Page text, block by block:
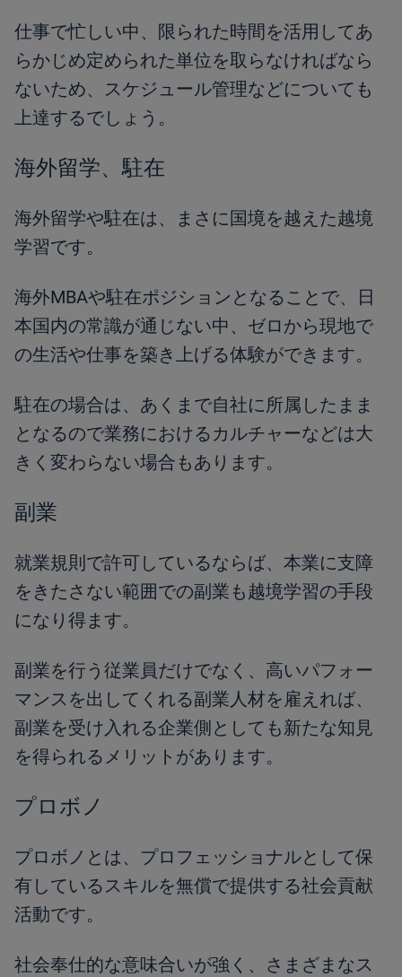
仕事で忙しい中、限られた時間を活用してあ
らかじめ定められた単位を取らなければなら
ないため、スケジュール管理などについても
上達するでしょう。
海外留学、駐在
海外留学や駐在は、まさに国境を越えた越境
学習です。
海外MBAや駐在ポジションとなることで、日
本国内の常識が通じない中、ゼロから現地で
の生活や仕事を築き上げる体験ができます。
駐在の場合は、あくまで自社に所属したまま
となるので業務におけるカルチャーなどは大
きく変わらない場合もあります。
副業
就業規則で許可しているならば、本業に支障
をきたさない範囲での副業も越境学習の手段
になり得ます。
副業を行う従業員だけでなく、高いパフォー
マンスを出してくれる副業人材を雇えれば、
副業を受け入れる企業側としても新たな知見
を得られるメリットがあります。
プロボノ
プロボノとは、プロフェッショナルとして保
有しているスキルを無償で提供する社会貢献
活動です。
社会奉仕的な意味合いが強く、さまざまなス